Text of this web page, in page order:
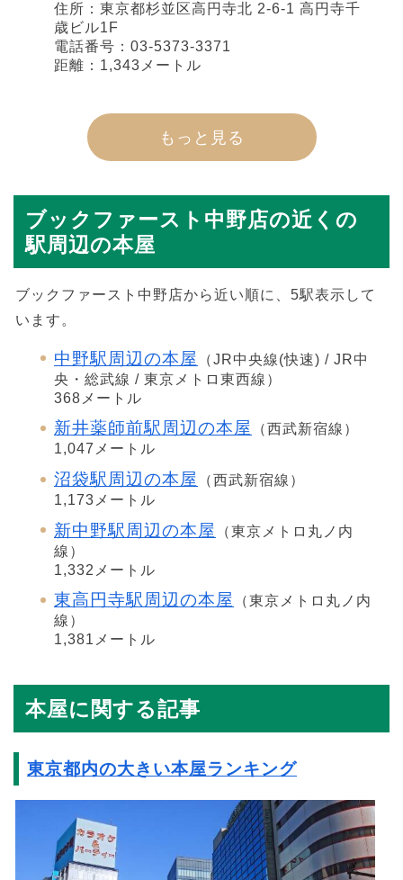
住所：東京都杉並区高円寺北 2-6-1 高円寺千
歳ビル1F
電話番号：03-5373-3371
距離：1,343メートル
もっと見る
ブックファースト中野店の近くの
駅周辺の本屋
ブックファースト中野店から近い順に、5駅表示して
います。
中野駅周辺の本屋
（JR中央線(快速) / JR中
央・総武線 / 東京メトロ東西線）
368メートル
新井薬師前駅周辺の本屋
（西武新宿線）
1,047メートル
沼袋駅周辺の本屋
（西武新宿線）
1,173メートル
新中野駅周辺の本屋
（東京メトロ丸ノ内
線）
1,332メートル
東高円寺駅周辺の本屋
（東京メトロ丸ノ内
線）
1,381メートル
本屋に関する記事
東京都内の大きい本屋ランキング